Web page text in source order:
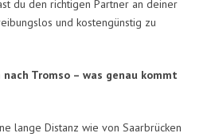
du den richtigen Partner an deiner
und kostengünstig zu
nach Tromso – was genau kommt
lange Distanz wie von Saarbrücken